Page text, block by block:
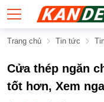
Trang chủ Tin tức
Cửa thép ngăn
tốt hơn, Xem